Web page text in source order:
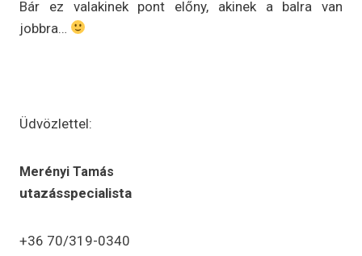
Bár ez valakinek pont előny, akinek a balra van
jobbra…
Üdvözlettel:
Merényi Tamás
utazásspecialista
+36 70/319-0340